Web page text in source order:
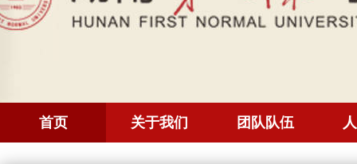
首页 关于我们 团队队伍